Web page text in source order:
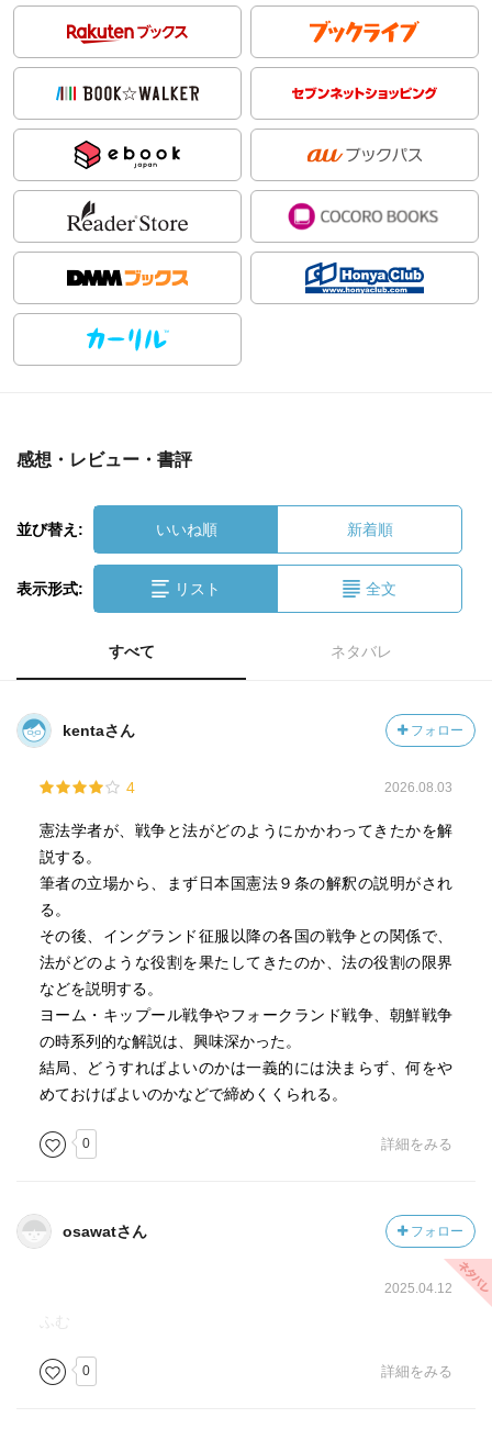
感想・レビュー・書評
並び替え: いいね順 新着順
表示形式: リスト 全文
すべて ネタバレ
kentaさん フォロー
4 2026.08.03
憲法学者が、戦争と法がどのようにかかわってきたかを解
説する。
筆者の立場から、まず日本国憲法９条の解釈の説明がされ
る。
その後、イングランド征服以降の各国の戦争との関係で、
法がどのような役割を果たしてきたのか、法の役割の限界
などを説明する。
ヨーム・キップール戦争やフォークランド戦争、朝鮮戦争
の時系列的な解説は、興味深かった。
結局、どうすればよいのかは一義的には決まらず、何をや
めておけばよいのかなどで締めくくられる。
0 詳細をみる
osawatさん フォロー
2025.04.12
0 詳細をみる